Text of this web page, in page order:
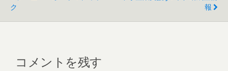
ク
報
コメントを残す